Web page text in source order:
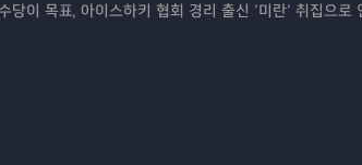
당이 목표, 아이스하키 협회 경리 출신 ‘미란’ 취집으로